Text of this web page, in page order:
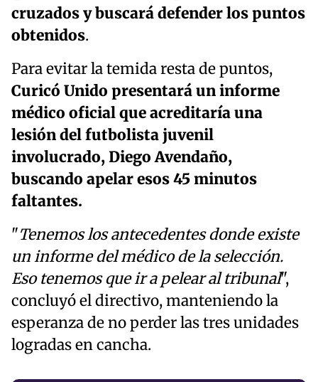
cruzados y buscará defender los puntos
obtenidos.
Para evitar la temida resta de puntos,
Curicó Unido presentará un informe
médico oficial que acreditaría una
lesión del futbolista juvenil
involucrado, Diego Avendaño,
buscando apelar esos 45 minutos
faltantes.
"Tenemos los antecedentes donde existe
un informe del médico de la selección.
Eso tenemos que ir a pelear al tribunal",
concluyó el directivo, manteniendo la
esperanza de no perder las tres unidades
logradas en cancha.